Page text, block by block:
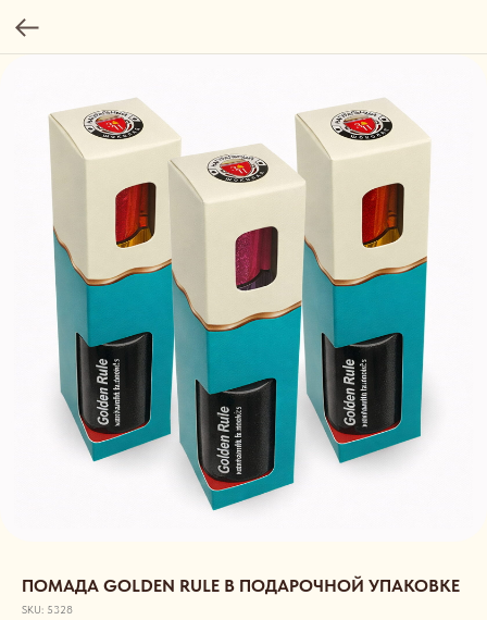
ПОМАДА GOLDEN RULE В ПОДАРОЧНОЙ УПАКОВКЕ
SKU: 5328